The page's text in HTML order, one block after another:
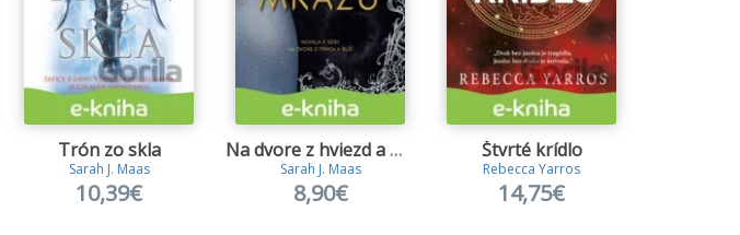
Trón zo skla
Sarah J. Maas
10,39€
Na dvore z hviezd a mrazu
Sarah J. Maas
8,90€
Štvrté krídlo
Rebecca Yarros
14,75€